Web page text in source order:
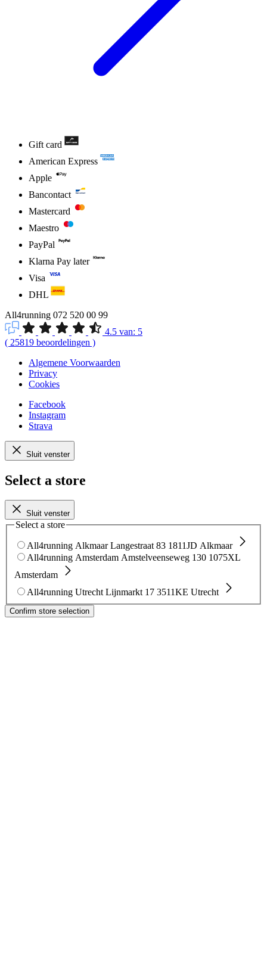
Gift card
American Express
Apple
Bancontact
Mastercard
Maestro
PayPal
Klarna Pay later
Visa
DHL
All4running 072 520 00 99
4.5 van: 5
( 25819 beoordelingen )
Algemene Voorwaarden
Privacy
Cookies
Facebook
Instagram
Strava
Sluit venster
Select a store
Sluit venster
Select a store
All4running Alkmaar Langestraat 83 1811JD Alkmaar
All4running Amsterdam Amstelveenseweg 130 1075XL
Amsterdam
All4running Utrecht Lijnmarkt 17 3511KE Utrecht
Confirm store selection